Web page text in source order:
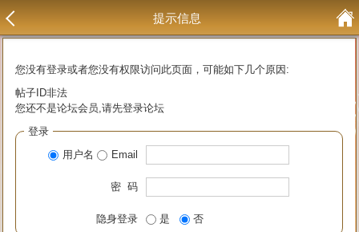
提示信息
您没有登录或者您没有权限访问此页面，可能如下几个原因:
帖子ID非法
您还不是论坛会员,请先登录论坛
登录
用户名
Email
密 码
隐身登录 是 否